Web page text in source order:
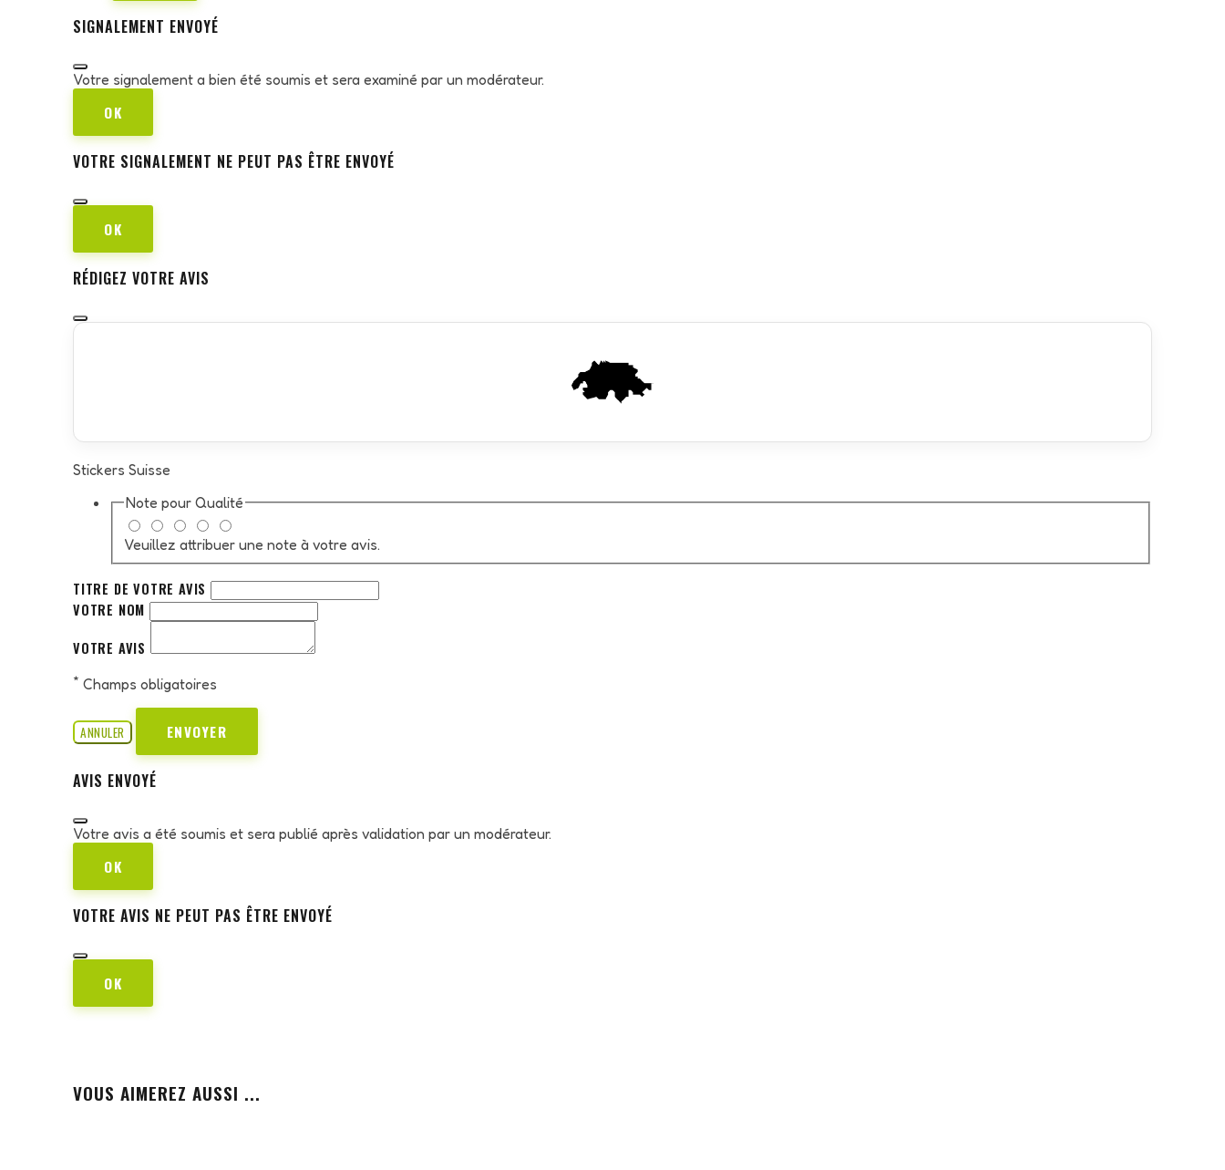
SIGNALEMENT ENVOYÉ
Votre signalement a bien été soumis et sera examiné par un modérateur.
OK
VOTRE SIGNALEMENT NE PEUT PAS ÊTRE ENVOYÉ
OK
RÉDIGEZ VOTRE AVIS
Stickers Suisse
Note pour Qualité
Veuillez attribuer une note à votre avis.
TITRE DE VOTRE AVIS
VOTRE NOM
VOTRE AVIS
* Champs obligatoires
ANNULER ENVOYER
AVIS ENVOYÉ
Votre avis a été soumis et sera publié après validation par un modérateur.
OK
VOTRE AVIS NE PEUT PAS ÊTRE ENVOYÉ
OK
VOUS AIMEREZ AUSSI ...